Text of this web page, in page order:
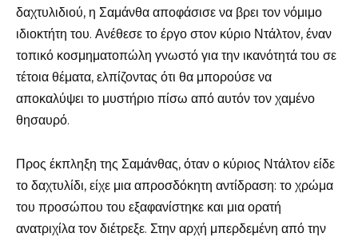
δαχτυλιδιού, η Σαμάνθα αποφάσισε να βρει τον νόμιμο
ιδιοκτήτη του. Ανέθεσε το έργο στον κύριο Ντάλτον, έναν
τοπικό κοσμηματοπώλη γνωστό για την ικανότητά του σε
τέτοια θέματα, ελπίζοντας ότι θα μπορούσε να
αποκαλύψει το μυστήριο πίσω από αυτόν τον χαμένο
θησαυρό.
Προς έκπληξη της Σαμάνθας, όταν ο κύριος Ντάλτον είδε
το δαχτυλίδι, είχε μια απροσδόκητη αντίδραση: το χρώμα
του προσώπου του εξαφανίστηκε και μια ορατή
ανατριχίλα τον διέτρεξε. Στην αρχή μπερδεμένη από την